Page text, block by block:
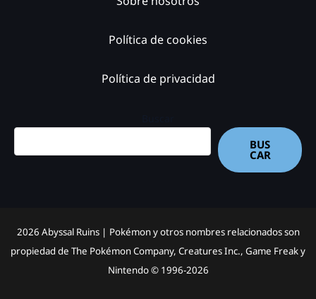
Política de cookies
Política de privacidad
BUS
CAR
2026 Abyssal Ruins | Pokémon y otros nombres relacionados son
propiedad de The Pokémon Company, Creatures Inc., Game Freak y
Nintendo © 1996-2026